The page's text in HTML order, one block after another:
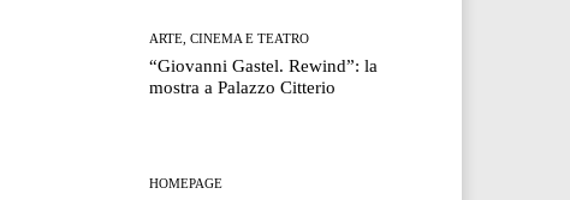
ARTE, CINEMA E TEATRO
“Giovanni Gastel. Rewind”: la
mostra a Palazzo Citterio
HOMEPAGE